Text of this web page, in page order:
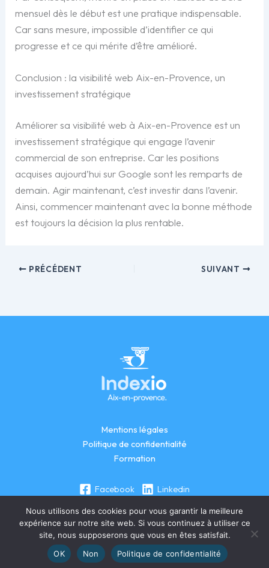
mensuel dès le début est une pratique indispensable.
Car sans mesure, impossible d’identifier ce qui
progresse et ce qui mérite d’être amélioré.
Conclusion : la visibilité web Aix-en-Provence, un
investissement stratégique
Améliorer sa visibilité web à Aix-en-Provence est un
investissement stratégique qui engage l’avenir
commercial de son entreprise. Car les positions
acquises aujourd’hui sur Google sont les remparts de
demain. Agir maintenant, c’est investir dans l’avenir.
Ainsi, commencer maintenant avec la bonne méthode
est toujours la décision la plus rentable.
PRÉCÉDENT SUIVANT
Mentions légales
Politique de confidentialité
Formation
Facebook Linkedin
Copyright © Indexio AIX EN PROVENCE
Nous utilisons des cookies pour vous garantir la meilleure
expérience sur notre site web. Si vous continuez à utiliser ce
site, nous supposerons que vous en êtes satisfait.
OK
Non Politique de confidentialité